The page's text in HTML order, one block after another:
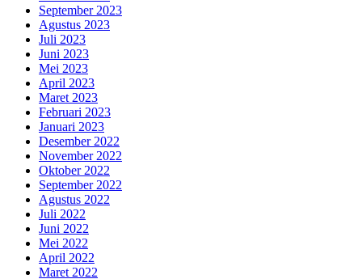
September 2023
Agustus 2023
Juli 2023
Juni 2023
Mei 2023
April 2023
Maret 2023
Februari 2023
Januari 2023
Desember 2022
November 2022
Oktober 2022
September 2022
Agustus 2022
Juli 2022
Juni 2022
Mei 2022
April 2022
Maret 2022